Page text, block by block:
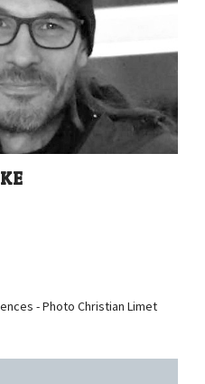
- Photo Christian Limet